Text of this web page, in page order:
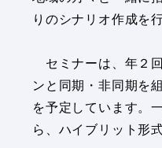
りのシナリオ作成を
セミナーは、年２
ンと同期・非同期を
を予定しています。
ら、ハイブリット形